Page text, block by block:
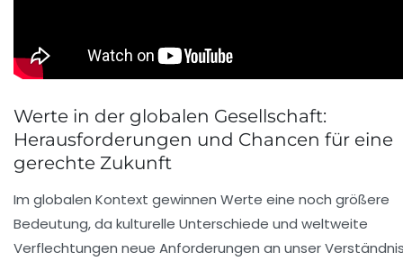
Werte in der globalen Gesellschaft:
Herausforderungen und Chancen für eine
gerechte Zukunft
Im globalen Kontext gewinnen Werte eine noch größere
Bedeutung, da kulturelle Unterschiede und weltweite
Verflechtungen neue Anforderungen an unser